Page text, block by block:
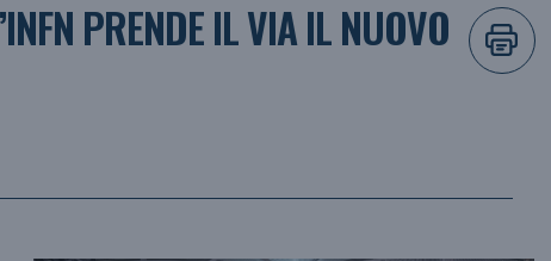
PRENDE IL VIA IL NUOVO